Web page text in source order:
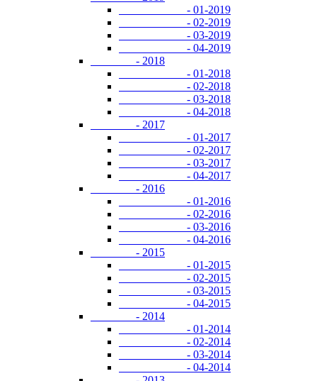
- 01-2019
- 02-2019
- 03-2019
- 04-2019
- 2018
- 01-2018
- 02-2018
- 03-2018
- 04-2018
- 2017
- 01-2017
- 02-2017
- 03-2017
- 04-2017
- 2016
- 01-2016
- 02-2016
- 03-2016
- 04-2016
- 2015
- 01-2015
- 02-2015
- 03-2015
- 04-2015
- 2014
- 01-2014
- 02-2014
- 03-2014
- 04-2014